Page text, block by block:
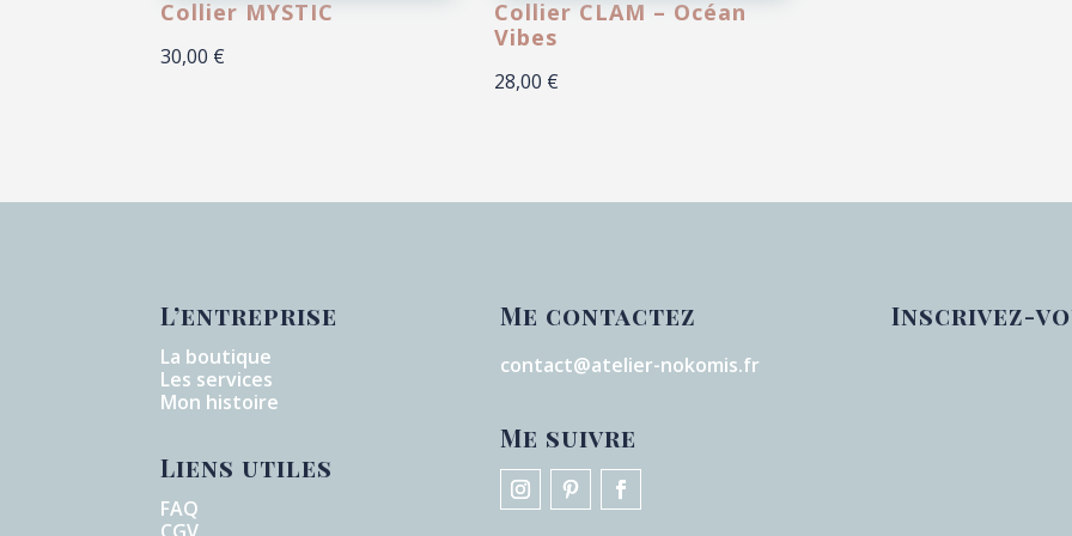
Collier MYSTIC
30,00 €
Collier CLAM – Océan
Vibes
28,00 €
L’entreprise
La boutique
Les services
Mon histoire
Liens utiles
FAQ
Me contactez
contact@atelier-nokomis.fr
Me suivre
Inscrivez-